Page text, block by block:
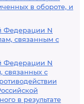
в обороте, и
Федерации N
связанным с
Федерации N
связанных с
в результате